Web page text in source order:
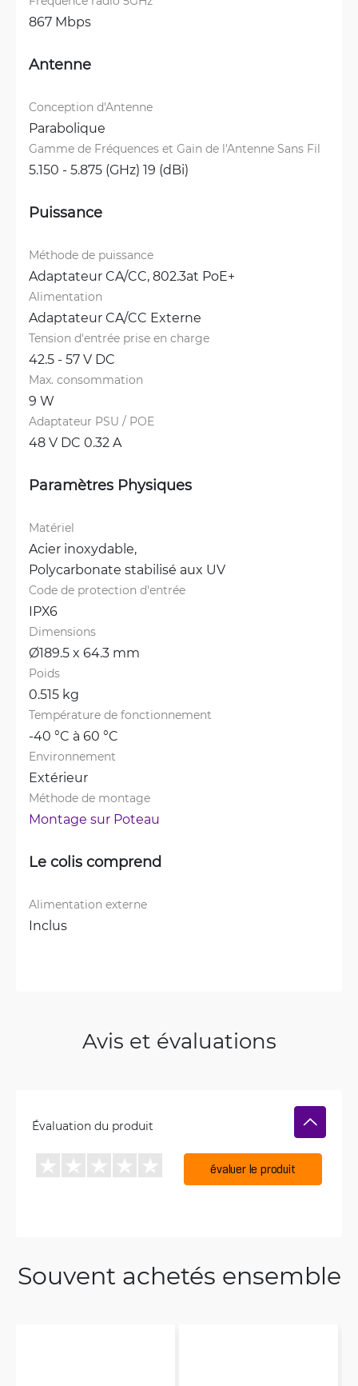
867 Mbps
Antenne
Conception d'Antenne
Parabolique
Gamme de Fréquences et Gain de l'Antenne Sans Fil
5.150 - 5.875 (GHz) 19 (dBi)
Puissance
Méthode de puissance
Adaptateur CA/CC, 802.3at PoE+
Alimentation
Adaptateur CA/CC Externe
Tension d'entrée prise en charge
42.5 - 57 V DC
Max. consommation
9 W
Adaptateur PSU / POE
48 V DC 0.32 A
Paramètres Physiques
Matériel
Acier inoxydable,
Polycarbonate stabilisé aux UV
Code de protection d'entrée
IPX6
Dimensions
Ø189.5 x 64.3 mm
Poids
0.515 kg
Température de fonctionnement
-40 °C à 60 °C
Environnement
Extérieur
Méthode de montage
Montage sur Poteau
Le colis comprend
Alimentation externe
Inclus
Avis et évaluations
Évaluation du produit
évaluer le produit
Souvent achetés ensemble